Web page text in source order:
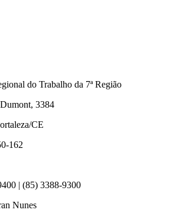
do Trabalho da 7ª Região
3384
CE
162
| (85) 3388-9300
Nunes